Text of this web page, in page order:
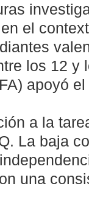
el
los 12 y
apoyó
a la
La baja
una